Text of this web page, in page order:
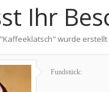
Ihr
Kaffeeklatsch" wurde erstellt
Fundstück: